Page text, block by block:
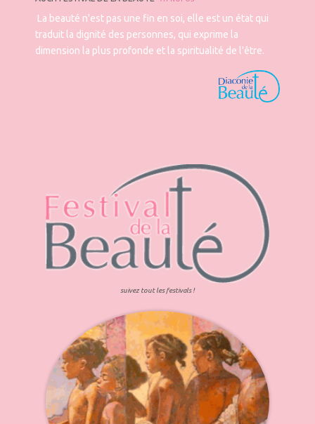
La beauté n'est pas une fin en soi, elle est un état qui
traduit la dignité des personnes, qui exprime la
dimension la plus profonde et la spiritualité de l'être.
suivez tout les festivals !